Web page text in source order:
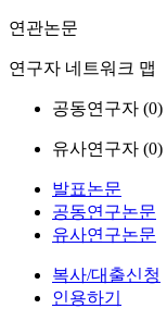
연관논문
연구자 네트워크 맵
공동연구자 (0)
유사연구자 (0)
발표논문
공동연구논문
유사연구논문
복사/대출신청
인용하기